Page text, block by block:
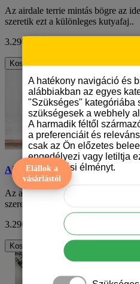
Az airdale terrie mintás bögre az
szeretik ezt a különleges kutyafaj..
3.290 Ft
Kosárba
Airdale terrier mintás bögre
Az airdale terrie mintás bögre az
szeretik ezt a különleges kutyafaj..
3.290 Ft
ÁFA nélkül: 2.591 Ft
Kosárba
Elállok a
vásárlástól
A hatékony navigáció és
alábbiakban az egyes
"Szükséges" kategóriába
szükségesek a webhely
A harmadik féltől
a preferenciáit és
csak az Ön előzetes
engedélyezi vagy letiltja
böngészési élményt.